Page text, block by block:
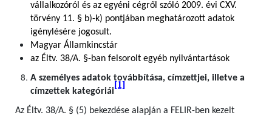
vállalkozóról és az egyéni cégről szóló 2009. évi CXV.
törvény 11. § b)-k) pontjában meghatározott adatok
igénylésére jogosult.
Magyar Államkincstár
az Éltv. 38/A. §-ban felsorolt egyéb nyilvántartások
A személyes adatok továbbítása, címzettjei, illetve a
címzettek kategóriái
[1]
Az Éltv. 38/A. § (5) bekezdése alapján a FELIR-ben kezelt